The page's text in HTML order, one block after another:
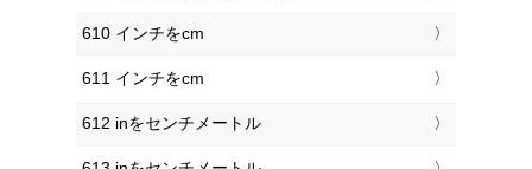
610 インチをcm
611 インチをcm
612 inをセンチメートル